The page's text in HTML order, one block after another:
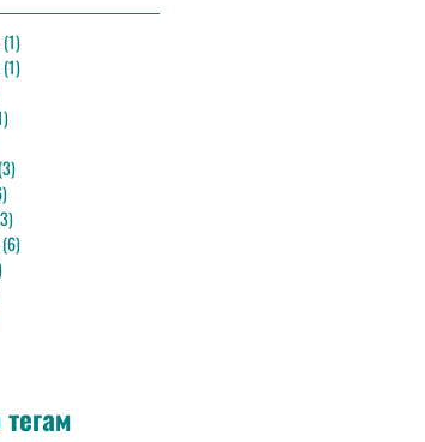
(1)
(1)
(3)
(6)